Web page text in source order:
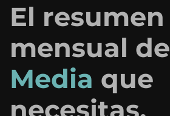
El resumen
mensual de
Media que